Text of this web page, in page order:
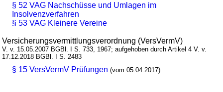
§ 52 VAG Nachschüsse und Umlagen im
Insolvenzverfahren
§ 53 VAG Kleinere Vereine
Versicherungsvermittlungsverordnung (VersVermV)
V. v. 15.05.2007 BGBl. I S. 733, 1967; aufgehoben durch Artikel 4 V. v.
17.12.2018 BGBl. I S. 2483
§ 15 VersVermV Prüfungen (vom 05.04.2017)